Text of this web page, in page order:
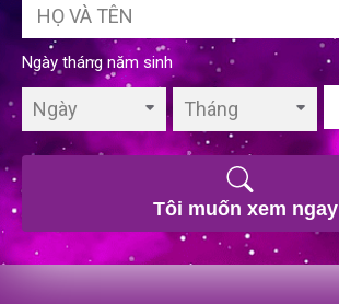
Ngày tháng năm sinh
Ngày Tháng
Tôi muốn xem ngay